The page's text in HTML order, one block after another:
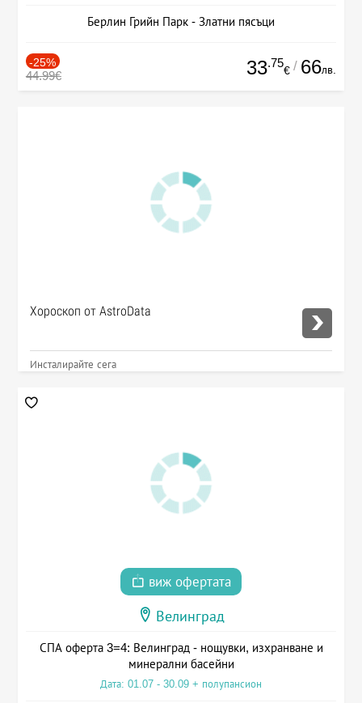
Берлин Грийн Парк - Златни пясъци
-25%
44.99€ 33.75
€ / 66лв.
Хороскоп от AstroData
Инсталирайте сега
виж офертата
Велинград
СПА оферта 3=4: Велинград - нощувки, изхранване и
минерални басейни
Дата: 01.07 - 30.09 + полупансион